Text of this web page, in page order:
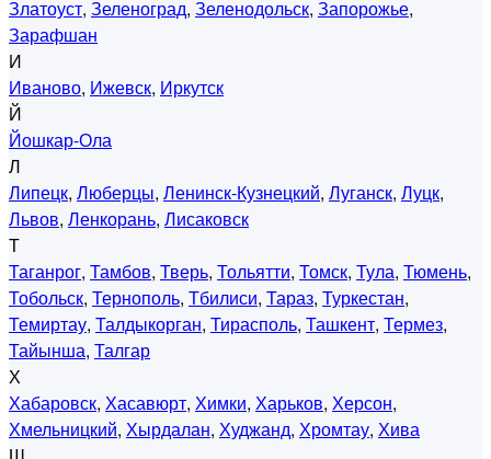
Златоуст, Зеленоград, Зеленодольск, Запорожье,
Зарафшан
И
Иваново, Ижевск, Иркутск
Й
Йошкар-Ола
Л
Липецк, Люберцы, Ленинск-Кузнецкий, Луганск, Луцк,
Львов, Ленкорань, Лисаковск
Т
Таганрог, Тамбов, Тверь, Тольятти, Томск, Тула, Тюмень,
Тобольск, Тернополь, Тбилиси, Тараз, Туркестан,
Темиртау, Талдыкорган, Тирасполь, Ташкент, Термез,
Тайынша, Талгар
Х
Хабаровск, Хасавюрт, Химки, Харьков, Херсон,
Хмельницкий, Хырдалан, Худжанд, Хромтау, Хива